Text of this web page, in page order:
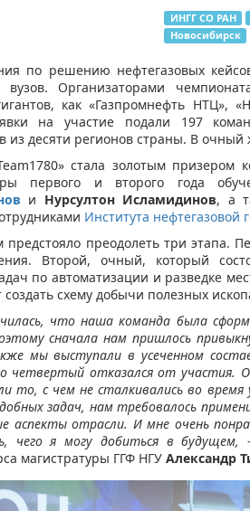
ИНГГ СО РАН
Новосибирск
по решению нефтегазовых
вузов. Организаторами
как «Газпромнефть НТЦ»,
на участие подали 197
из десяти регионов страны. В
стала золотым призером
первого и второго года
и Нурсултон Исламидинов, а
Института нефтегазовой
предстояло преодолеть три этапа.
Второй, очный, который
по автоматизации и разведке
создать схему добычи полезных
что наша команда была
сначала нам пришлось
мы выступали в усеченном
четвертый отказался от участия.
то, с чем не сталкивались во
задач, нам требовалось
аспекты отрасли. И мне очень
чего я могу добиться в будущем,
магистратуры ГГФ НГУ Александр